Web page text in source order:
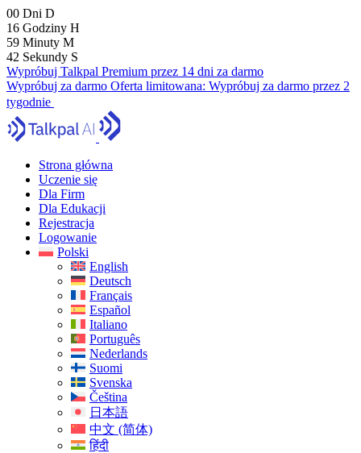
00 Dni D
16 Godziny H
59 Minuty M
41 Sekundy S
Wypróbuj Talkpal Premium przez 14 dni za darmo
Wypróbuj za darmo Oferta limitowana: Wypróbuj za darmo przez 2
tygodnie
Strona główna
Uczenie się
Dla Firm
Dla Edukacji
Rejestracja
Logowanie
Polski
English
Deutsch
Français
Español
Italiano
Português
Nederlands
Suomi
Svenska
Čeština
日本語
中文 (简体)
हिंदी